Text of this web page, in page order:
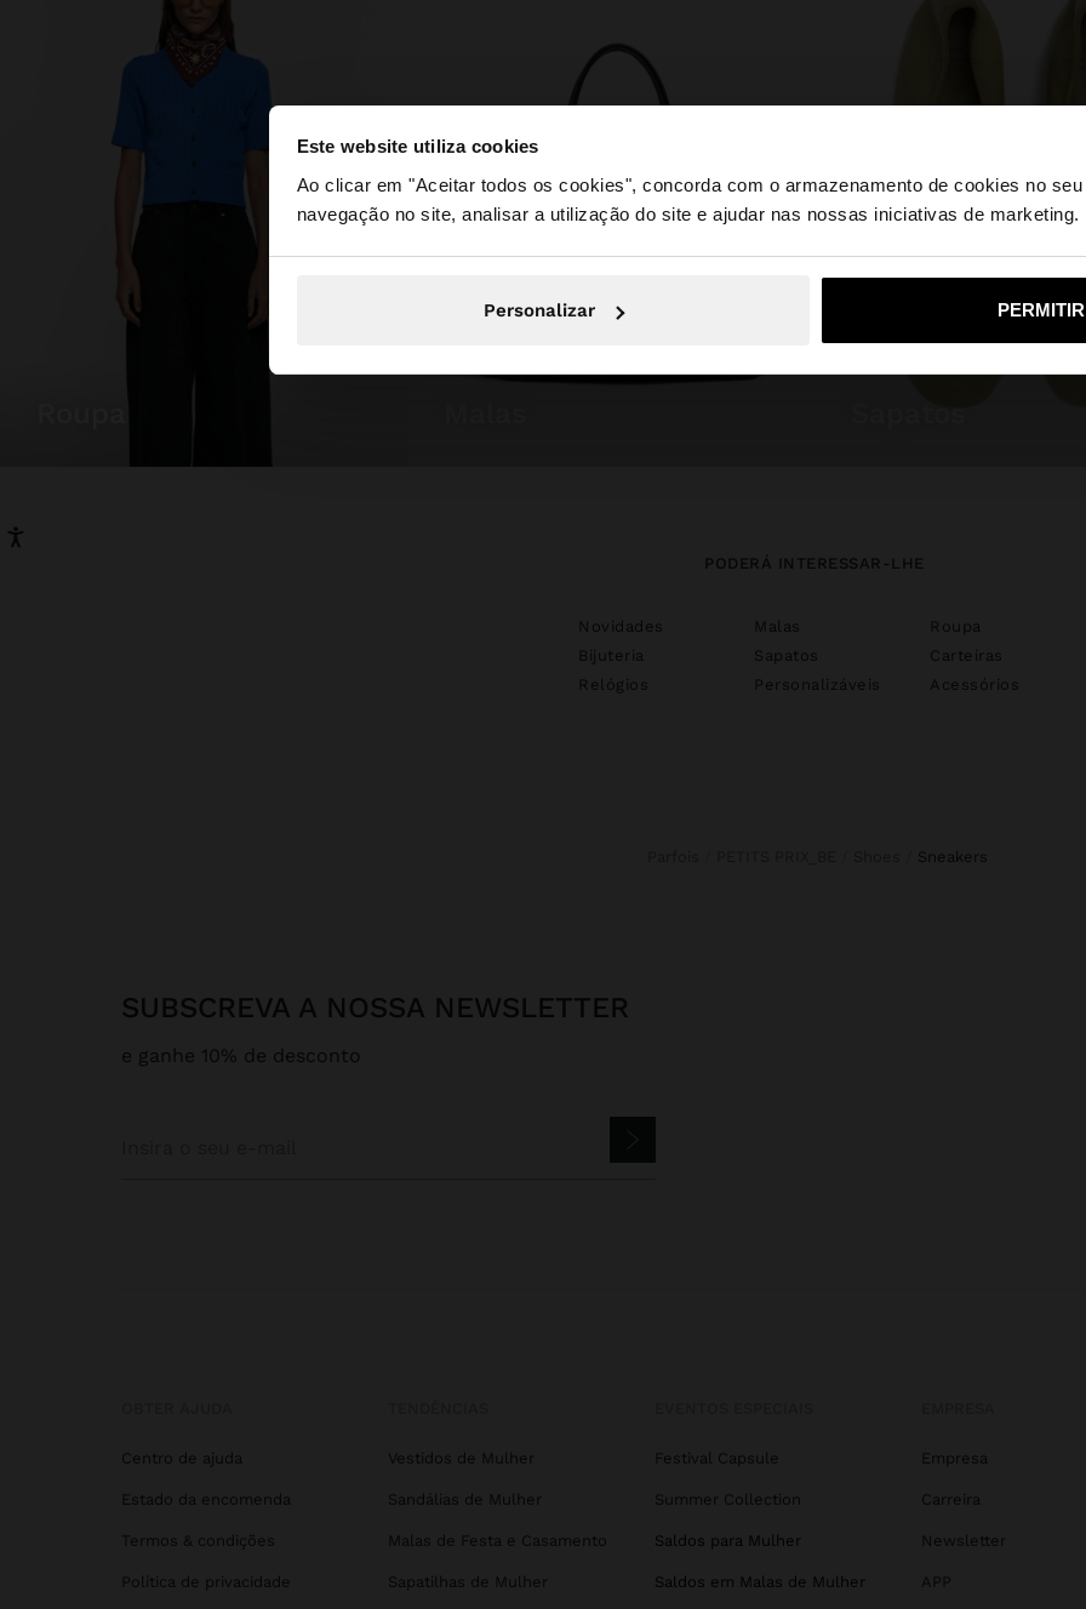
Este website utiliza cookies
Ao clicar em "Aceitar todos os cookies", concorda com o armazenamento de cookies no
navegação no site, analisar a utilização do site e ajudar nas nossas iniciativas de marketing.
Personalizar
olá
Está a aceder ao site a partir de Portugal. Deseja navegar no nosso site
Sim,
PODERÁ INTERESSAR-LHE
Novidades Malas
Roupa
Bijuteria
Sapatos
Carteiras
Relógios
Personalizáveis Acessórios
sneakers
SUBSCREVA A NOSSA NEWSLETTER
e ganhe 10% de desconto
Centro de ajuda
Estado da encomenda
Termos & condições
Política de privacidade
Vestidos de Mulher
Sandálias de Mulher
Malas de Festa e Casamento
Sapatilhas de Mulher
Festival Capsule
Summer Collection
Saldos para Mulher
Saldos em Malas de Mulher
Empresa
Carreira
Newsletter
APP